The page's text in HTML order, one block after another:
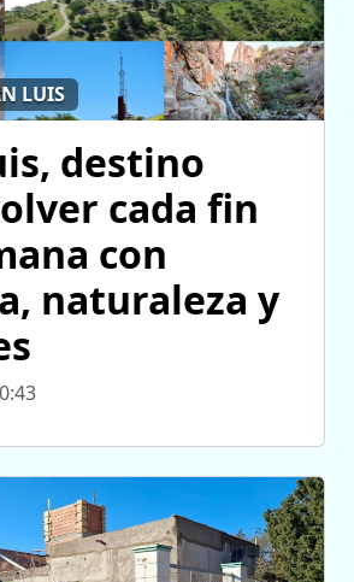
LUIS
destino
cada fin
con
naturaleza y